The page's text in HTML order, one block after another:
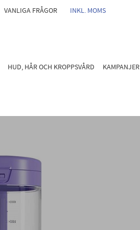
VANLIGA FRÅGOR INKL. MOMS
HUD, HÅR OCH KROPPSVÅRD KAMPANJER